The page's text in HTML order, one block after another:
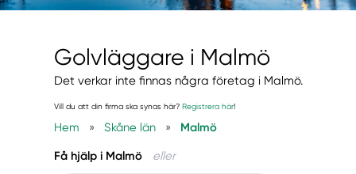
Golvläggare i Malmö
Det verkar inte finnas några företag i Malmö.
Vill du att din firma ska synas här? Registrera här!
Hem » Skåne län » Malmö
Få hjälp i Malmö eller